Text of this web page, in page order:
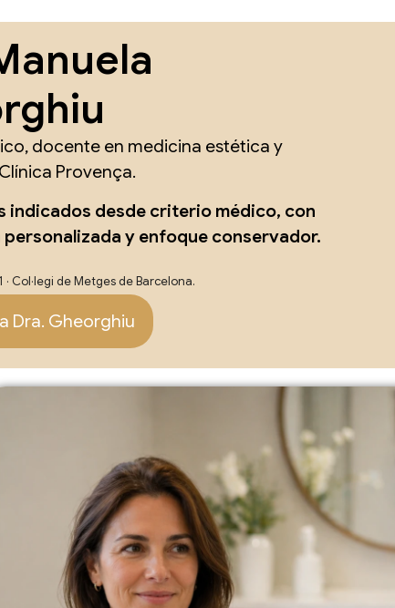
docente en medicina estética y
Provença.
indicados desde criterio médico, con
y enfoque conservador.
· Col·legi de Metges de Barcelona.
Dra. Gheorghiu